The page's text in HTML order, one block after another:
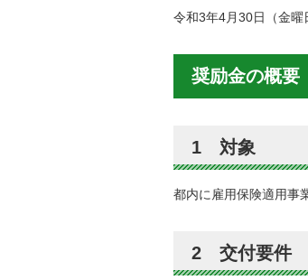
令和3年4月30日（金曜
奨励金の概要
1 対象
都内に雇用保険適用事
2 交付要件